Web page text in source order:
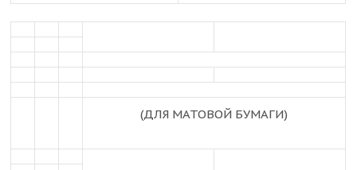
(ДЛЯ МАТОВОЙ БУМАГИ)